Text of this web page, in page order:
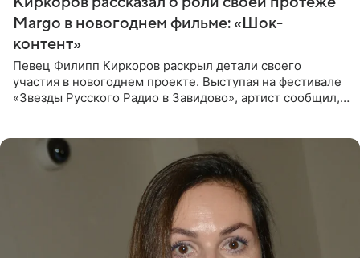
Margo в новогоднем фильме: «Шок-
контент»
Певец Филипп Киркоров раскрыл детали своего
участия в новогоднем проекте. Выступая на фестивале
«Звезды Русского Радио в Завидово», артист сообщил,